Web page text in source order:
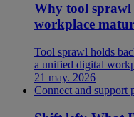
Why tool
workplace
Tool sprawl holds
a unified digital
21 may. 2026
Connect and support